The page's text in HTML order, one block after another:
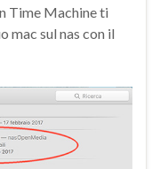
Time Machine ti
mac sul nas con il